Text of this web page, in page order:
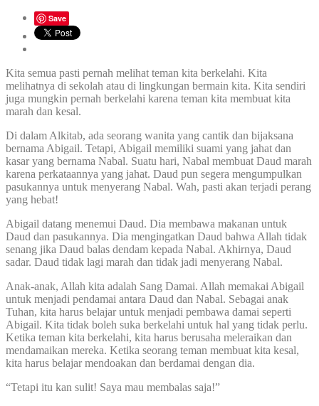
Save
Kita semua pasti pernah melihat teman kita berkelahi. Kita
melihatnya di sekolah atau di lingkungan bermain kita. Kita sendiri
juga mungkin pernah berkelahi karena teman kita membuat kita
marah dan kesal.
Di dalam Alkitab, ada seorang wanita yang cantik dan bijaksana
bernama Abigail. Tetapi, Abigail memiliki suami yang jahat dan
kasar yang bernama Nabal. Suatu hari, Nabal membuat Daud marah
karena perkataannya yang jahat. Daud pun segera mengumpulkan
pasukannya untuk menyerang Nabal. Wah, pasti akan terjadi perang
yang hebat!
Abigail datang menemui Daud. Dia membawa makanan untuk
Daud dan pasukannya. Dia mengingatkan Daud bahwa Allah tidak
senang jika Daud balas dendam kepada Nabal. Akhirnya, Daud
sadar. Daud tidak lagi marah dan tidak jadi menyerang Nabal.
Anak-anak, Allah kita adalah Sang Damai. Allah memakai Abigail
untuk menjadi pendamai antara Daud dan Nabal. Sebagai anak
Tuhan, kita harus belajar untuk menjadi pembawa damai seperti
Abigail. Kita tidak boleh suka berkelahi untuk hal yang tidak perlu.
Ketika teman kita berkelahi, kita harus berusaha meleraikan dan
mendamaikan mereka. Ketika seorang teman membuat kita kesal,
kita harus belajar mendoakan dan berdamai dengan dia.
“Tetapi itu kan sulit! Saya mau membalas saja!”